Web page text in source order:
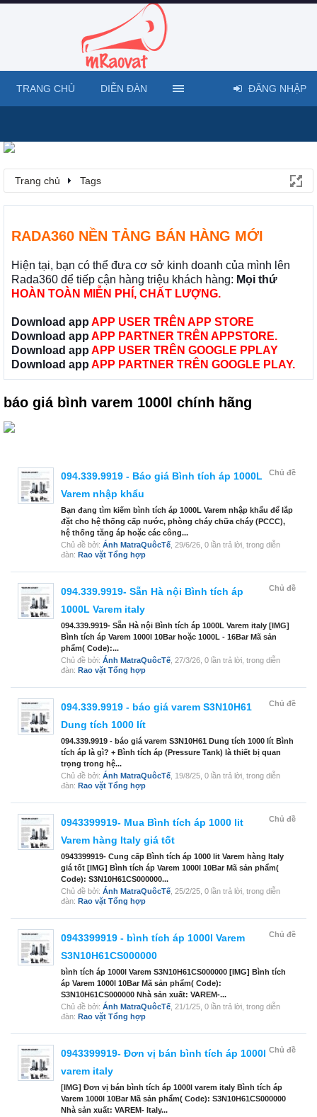
Trang chủ Tags
RADA360 NỀN TẢNG BÁN HÀNG MỚI
Hiện tại, bạn có thể đưa cơ sở kinh doanh của mình lên
Rada360 để tiếp cận hàng triệu khách hàng: Mọi thứ
HOÀN TOÀN MIỄN PHÍ, CHẤT LƯỢNG.
Download app APP USER TRÊN APP STORE
Download app APP PARTNER TRÊN APPSTORE.
Download app APP USER TRÊN GOOGLE PPLAY
Download app APP PARTNER TRÊN GOOGLE PLAY.
báo giá bình varem 1000l chính hãng
Chủ đề
094.339.9919 - Báo giá Bình tích áp 1000L
Varem nhập khẩu
Bạn đang tìm kiếm bình tích áp 1000L Varem nhập khẩu để lắp
đặt cho hệ thống cấp nước, phòng cháy chữa cháy (PCCC),
hệ thống tăng áp hoặc các công...
Chủ đề bởi: Ánh MatraQuôcTế 29/6/26 , 0 lần trả lời, trong diễn
đàn: Rao vặt Tổng hợp
Chủ đề
094.339.9919- Sẵn Hà nội Bình tích áp
1000L Varem italy
094.339.9919- Sẵn Hà nội Bình tích áp 1000L Varem italy [IMG]
Bình tích áp Varem 1000l 10Bar hoặc 1000L - 16Bar Mã sản
phẩm( Code):...
Chủ đề bởi: Ánh MatraQuôcTế 27/3/26 , 0 lần trả lời, trong diễn
đàn: Rao vặt Tổng hợp
Chủ đề
094.339.9919 - báo giá varem S3N10H61
Dung tích 1000 lít
094.339.9919 - báo giá varem S3N10H61 Dung tích 1000 lít Bình
tích áp là gì? + Bình tích áp (Pressure Tank) là thiết bị quan
trọng trong hệ...
Chủ đề bởi: Ánh MatraQuôcTế 19/8/25 , 0 lần trả lời, trong diễn
đàn: Rao vặt Tổng hợp
Chủ đề
0943399919- Mua Bình tích áp 1000 lit
Varem hàng Italy giá tốt
0943399919- Cung cấp Bình tích áp 1000 lit Varem hàng Italy
giá tốt [IMG] Bình tích áp Varem 1000l 10Bar Mã sản phẩm(
Code): S3N10H61CS000000...
Chủ đề bởi: Ánh MatraQuôcTế 25/2/25 , 0 lần trả lời, trong diễn
đàn: Rao vặt Tổng hợp
Chủ đề
0943399919 - bình tích áp 1000l Varem
S3N10H61CS000000
bình tích áp 1000l Varem S3N10H61CS000000 [IMG] Bình tích
áp Varem 1000l 10Bar Mã sản phẩm( Code):
S3N10H61CS000000 Nhà sản xuất: VAREM-...
Chủ đề bởi: Ánh MatraQuôcTế 21/1/25 , 0 lần trả lời, trong diễn
đàn: Rao vặt Tổng hợp
Chủ đề
0943399919- Đơn vị bán bình tích áp 1000l
varem italy
[IMG] Đơn vị bán bình tích áp 1000l varem italy Bình tích áp
Varem 1000l 10Bar Mã sản phẩm( Code): S3N10H61CS000000
Nhà sản xuất: VAREM- Italy...
TRANG CHỦ DIỄN ĐÀN ĐĂNG NHẬP